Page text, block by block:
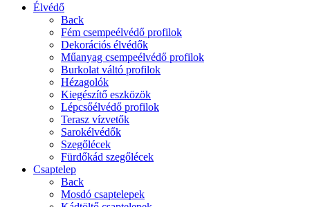
Élvédő
Back
Fém csempeélvédő profilok
Dekorációs élvédők
Műanyag csempeélvédő profilok
Burkolat váltó profilok
Hézagolók
Kiegészítő eszközök
Lépcsőélvédő profilok
Terasz vízvetők
Sarokélvédők
Szegőlécek
Fürdőkád szegőlécek
Csaptelep
Back
Mosdó csaptelepek